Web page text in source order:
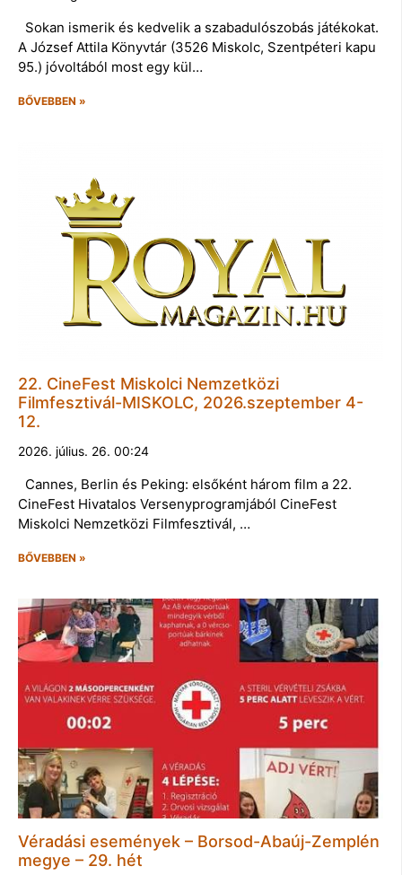
Sokan ismerik és kedvelik a szabadulószobás játékokat.
A József Attila Könyvtár (3526 Miskolc, Szentpéteri kapu
95.) jóvoltából most egy kül…
BŐVEBBEN »
22. CineFest Miskolci Nemzetközi
Filmfesztivál-MISKOLC, 2026.szeptember 4-
12.
2026. július. 26. 00:24
Cannes, Berlin és Peking: elsőként három film a 22.
CineFest Hivatalos Versenyprogramjából CineFest
Miskolci Nemzetközi Filmfesztivál, …
BŐVEBBEN »
Véradási események – Borsod-Abaúj-Zemplén
megye – 29. hét